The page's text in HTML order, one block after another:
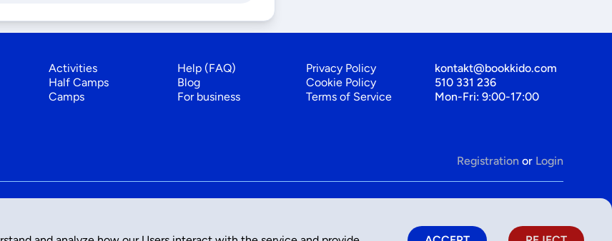
Activities
Half Camps
Camps
Help (FAQ)
Blog
For business
Privacy Policy
Cookie Policy
Terms of Service
kontakt@bookkido.com
510 331 236
Mon-Fri: 9:00-17:00
Registration or Login